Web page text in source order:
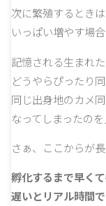
次に繁殖するとき
いっぱい増やす場
記憶される生まれ
どうやらぴったり
同じ出身地のカメ
なってしまったの
さぁ、ここからが長
孵化するまで早くて
遅いとリアル時間